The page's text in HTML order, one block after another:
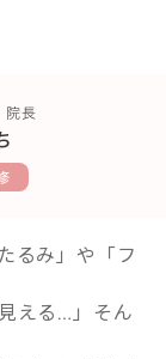
院長
るみ」や「フ
える…」そん